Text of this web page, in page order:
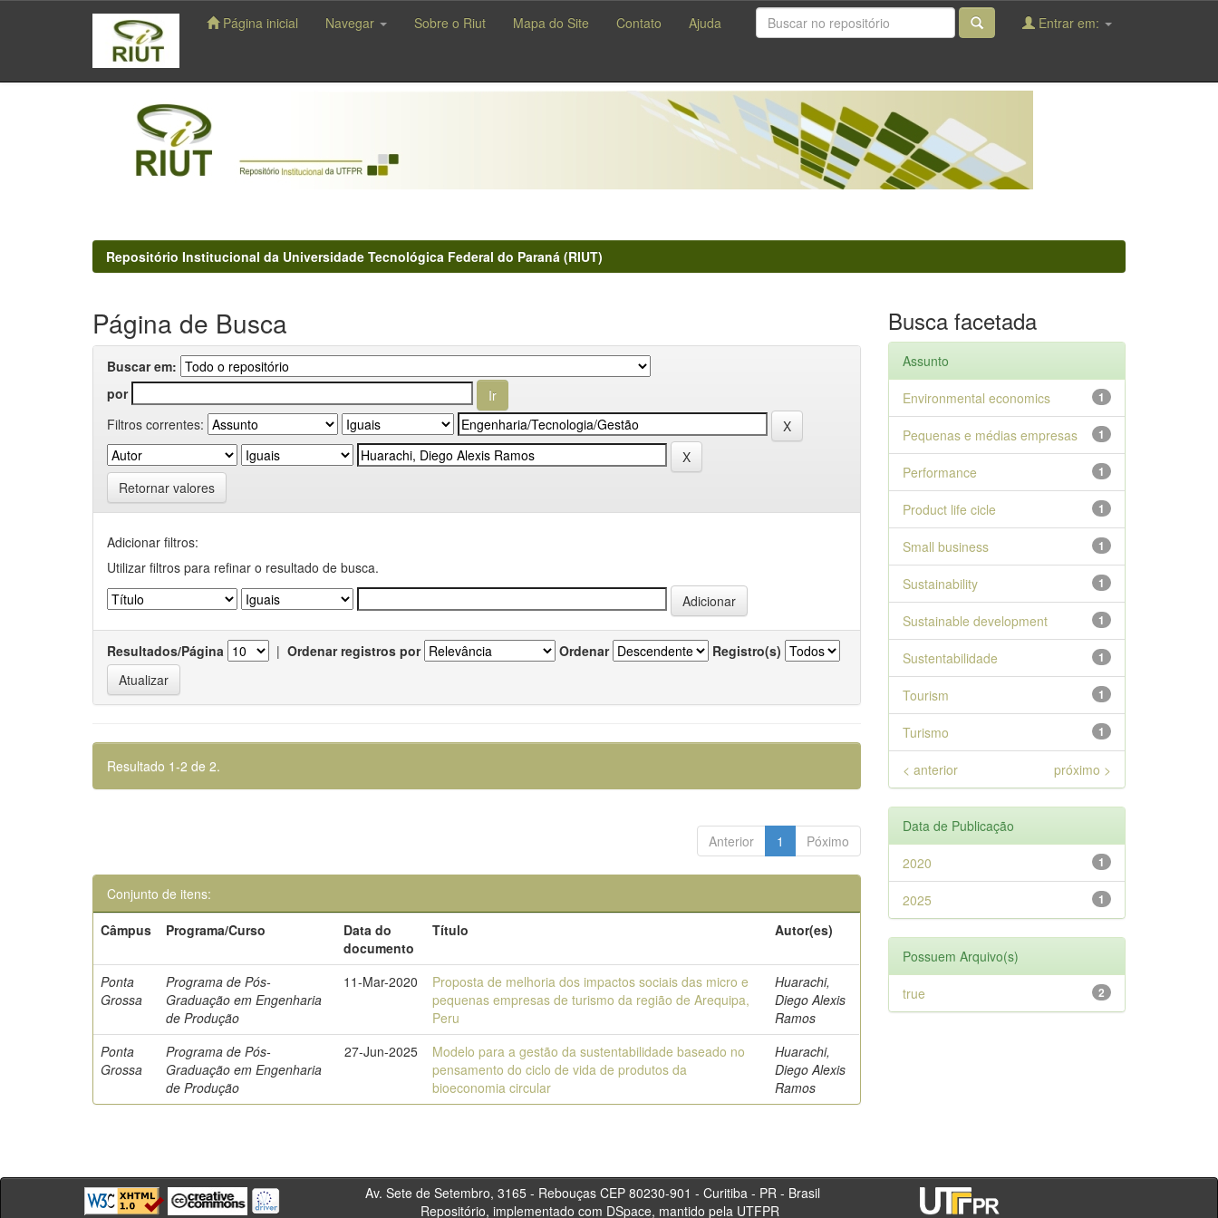
navigation
Página inicial Navegar Sobre o Riut Mapa do Site Contato Ajuda Entrar em:
Repositório Institucional da Universidade Tecnológica Federal do Paraná (RIUT)
Página de Busca
Buscar em:
por
Filtros correntes:
Retornar valores
Adicionar filtros:
Utilizar filtros para refinar o resultado de busca.
Resultados/Página | Ordenar registros por Ordenar Registro(s)
Resultado 1-2 de 2.
Anterior 1 Póximo
Conjunto de itens:
Câmpus
Programa/Curso
Data do
documento
Título Autor(es)
Ponta
Grossa
Programa de Pós-
Graduação em Engenharia
de Produção
11-Mar-2020
Proposta de melhoria dos impactos sociais das micro e
pequenas empresas de turismo da região de Arequipa,
Peru
Huarachi,
Diego Alexis
Ramos
Ponta
Grossa
Programa de Pós-
Graduação em Engenharia
de Produção
27-Jun-2025
Modelo para a gestão da sustentabilidade baseado no
pensamento do ciclo de vida de produtos da
bioeconomia circular
Huarachi,
Diego Alexis
Ramos
Busca facetada
Assunto
1
Environmental economics
1
Pequenas e médias empresas
1
Performance
1
Product life cicle
1
Small business
1
Sustainability
1
Sustainable development
1
Sustentabilidade
1
Tourism
1
Turismo
< anterior próximo >
Data de Publicação
1
2020
1
2025
Possuem Arquivo(s)
2
true
Av. Sete de Setembro, 3165 - Rebouças CEP 80230-901 - Curitiba - PR - Brasil
Repositório, implementado com DSpace, mantido pela UTFPR